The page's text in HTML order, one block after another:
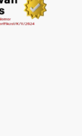
2026 Setelah
Buku Ajar
Perkuat Posisi